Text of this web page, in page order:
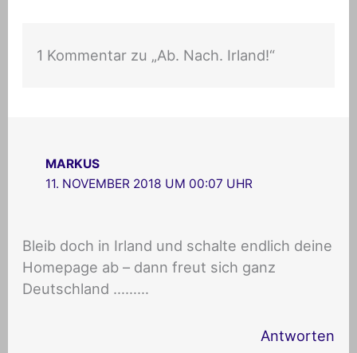
1 Kommentar zu „Ab. Nach. Irland!“
MARKUS
11. NOVEMBER 2018 UM 00:07 UHR
Bleib doch in Irland und schalte endlich deine
Homepage ab – dann freut sich ganz
Deutschland ………
Antworten